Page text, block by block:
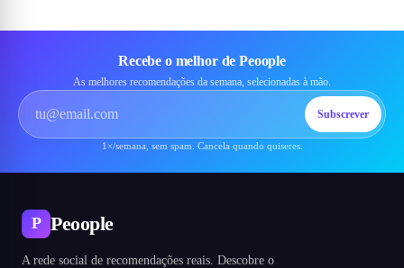
Recebe o melhor de Peoople
As melhores recomendações da semana, selecionadas à mão.
Subscrever
1×/semana, sem spam. Cancela quando quiseres.
P Peoople
A rede social de recomendações reais. Descobre o